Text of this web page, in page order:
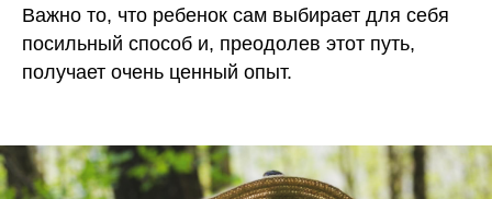
Важно то, что ребенок сам выбирает для себя
посильный способ и, преодолев этот путь,
получает очень ценный опыт.